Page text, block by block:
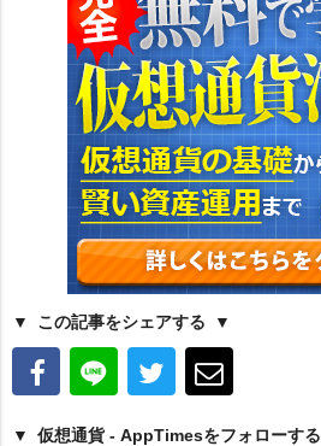
この記事をシェアする
仮想通貨 - AppTimesをフォローする